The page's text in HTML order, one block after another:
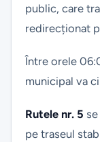
public, care
redirecționat
Între orele
municipal va
Rutele nr. 5
pe traseul